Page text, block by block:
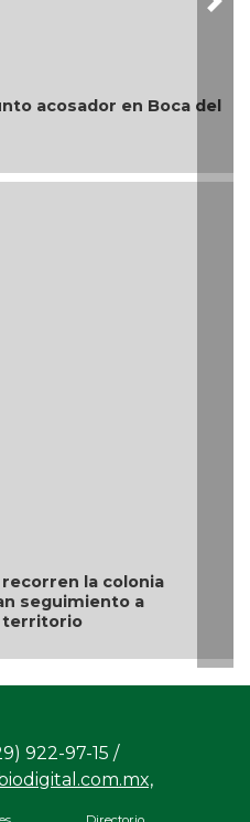
acosador en Boca del
la colonia
seguimiento a
922-97-15 /